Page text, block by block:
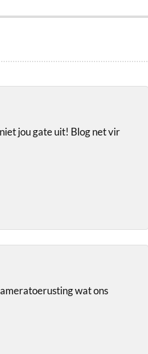
jou gate uit! Blog net vir
wat ons